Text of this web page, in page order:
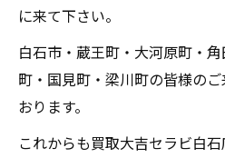
に来て下さい。
白石市・蔵王町・大河原町・
町・国見町・梁川町の皆様の
おります。
これからも買取大吉セラビ白